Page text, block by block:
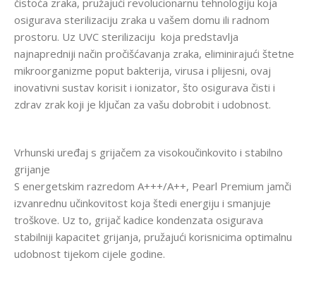
čistoća zraka, pružajući revolucionarnu tehnologiju koja
osigurava sterilizaciju zraka u vašem domu ili radnom
prostoru. Uz UVC sterilizaciju koja predstavlja
najnapredniji način pročišćavanja zraka, eliminirajući štetne
mikroorganizme poput bakterija, virusa i plijesni, ovaj
inovativni sustav korisit i ionizator, što osigurava čisti i
zdrav zrak koji je ključan za vašu dobrobit i udobnost.
Vrhunski uređaj s grijačem za visokoučinkovito i stabilno
grijanje
S energetskim razredom A+++/A++, Pearl Premium jamči
izvanrednu učinkovitost koja štedi energiju i smanjuje
troškove. Uz to, grijač kadice kondenzata osigurava
stabilniji kapacitet grijanja, pružajući korisnicima optimalnu
udobnost tijekom cijele godine.